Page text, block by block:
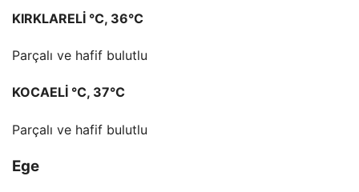
KIRKLARELİ °C, 36°C
Parçalı ve hafif bulutlu
KOCAELİ °C, 37°C
Parçalı ve hafif bulutlu
Ege